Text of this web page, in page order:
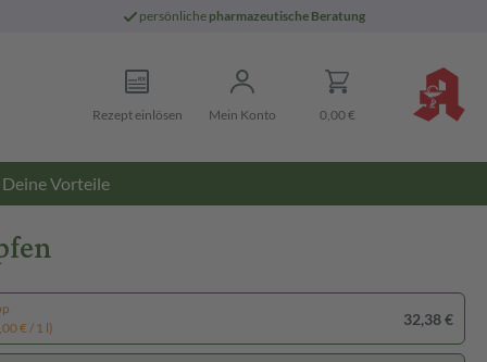
persönliche pharmazeutische Beratung
Rezept einlösen Mein Konto 0,00 €
Deine Vorteile
€ / 1 l)
32,38 €